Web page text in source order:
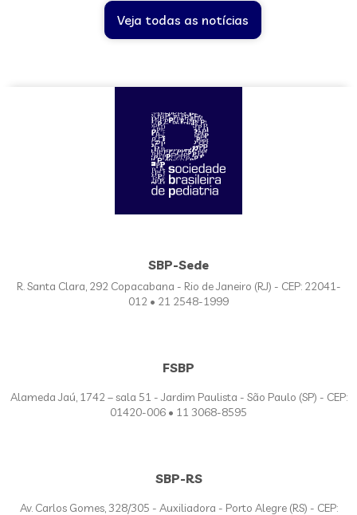
Veja todas as notícias
SBP-Sede
R. Santa Clara, 292 Copacabana - Rio de Janeiro (RJ) - CEP: 22041-
012 • 21 2548-1999
FSBP
Alameda Jaú, 1742 – sala 51 - Jardim Paulista - São Paulo (SP) - CEP:
01420-006 • 11 3068-8595
SBP-RS
Av. Carlos Gomes, 328/305 - Auxiliadora - Porto Alegre (RS) - CEP: